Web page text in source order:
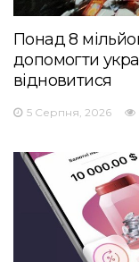
Понад 8
допомогти
відновитися
5 Серпня, 2026